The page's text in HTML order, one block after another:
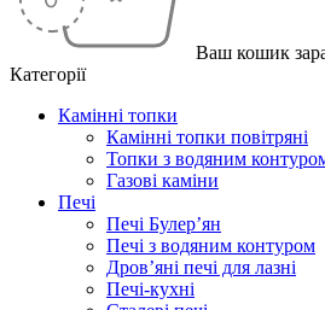
Ваш кошик
Категорії
Камінні топки
Камінні топки повітряні
Топки з водяним
Газові каміни
Печі
Печі Булер’ян
Печі з водяним контуром
Дров’яні печі для лазні
Печі-кухні